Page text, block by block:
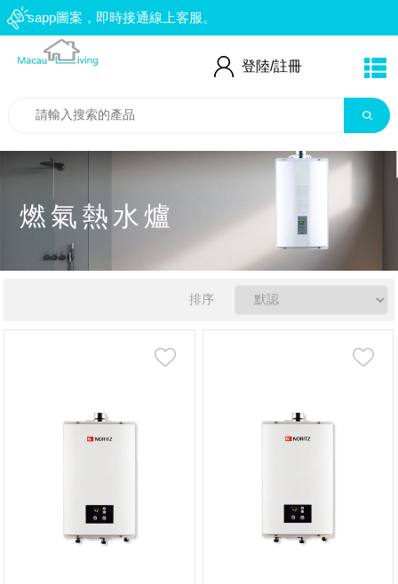
圖案，即時接通線上客服。
：66552559
登陸/註冊
燃氣熱水爐
排序